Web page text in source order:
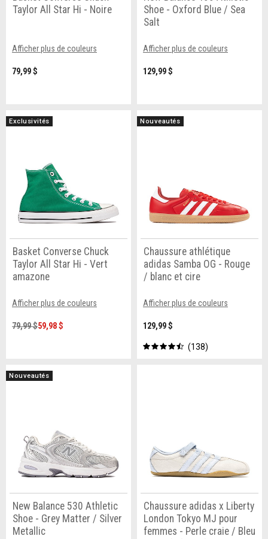
Taylor All Star Hi - Noire
Afficher plus de couleurs
79,99 $
Shoe - Oxford Blue / Sea
Salt
Afficher plus de couleurs
129,99 $
Exclusivités
Basket Converse Chuck
Taylor All Star Hi - Vert
amazone
Afficher plus de couleurs
79,99 $59,98 $
Nouveautés
Chaussure athlétique
adidas Samba OG - Rouge
/ blanc et cire
Afficher plus de couleurs
129,99 $
138
Nouveautés
New Balance 530 Athletic
Shoe - Grey Matter / Silver
Metallic
Chaussure adidas x Liberty
London Tokyo MJ pour
femmes - Perle craie / Bleu